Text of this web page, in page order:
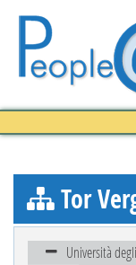
Tor
Università